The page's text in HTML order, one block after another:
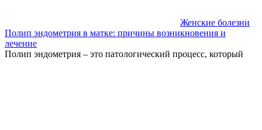
Женские болезни
Полип эндометрия в матке: причины возникновения и
лечение
Полип эндометрия – это патологический процесс, который